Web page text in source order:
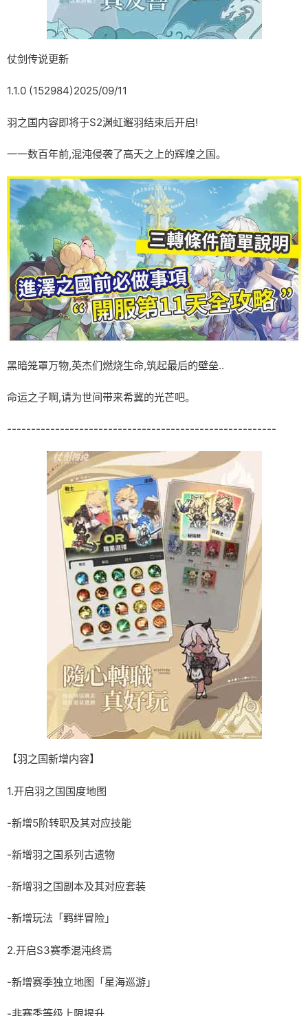
仗剑传说更新
1.1.0 (152984)2025/09/11
羽之国内容即将于S2渊虹邂羽结束后开启!
一一数百年前,混沌侵袭了高天之上的辉煌之国。
黑暗笼罩万物,英杰们燃烧生命,筑起最后的壁垒..
命运之子啊,请为世间带来希冀的光芒吧。
--------------------------------------------------------
【羽之国新增内容】
1.开启羽之国国度地图
-新增5阶转职及其对应技能
-新增羽之国系列古遗物
-新增羽之国副本及其对应套装
-新增玩法「羁绊冒险」
2.开启S3赛季混沌终焉
-新增赛季独立地图「星海巡游」